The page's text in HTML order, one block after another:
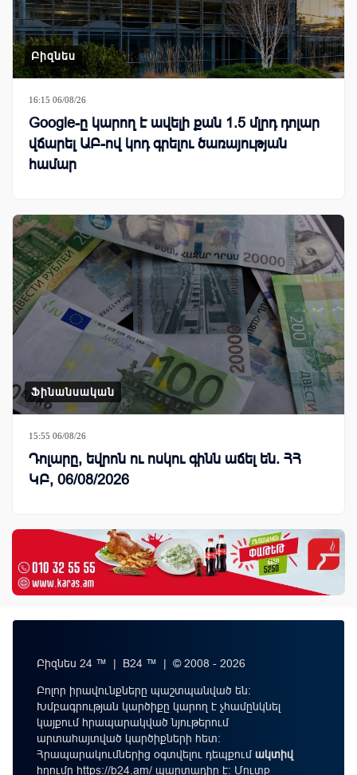
Բիզնես
16:15 06/08/26
Google-ը կարող է ավելի քան 1.5 մլրդ դոլար
վճարել ԱԲ-ով կոդ գրելու ծառայության
համար
Ֆինանսական
15:55 06/08/26
Դոլարը, եվրոն ու ոսկու գինն աճել են. ՀՀ
ԿԲ, 06/08/2026
Բիզնես 24 ™ | B24 ™ | © 2008 - 2026
Բոլոր իրավունքները պաշտպանված են:
Խմբագրության կարծիքը կարող է չհամընկնել
կայքում հրապարակված նյութերում
արտահայտված կարծիքների հետ:
Հրապարակումներից օգտվելու դեպքումակտիվ
հղումը https://b24.am/ պարտադիր է: Մուտք